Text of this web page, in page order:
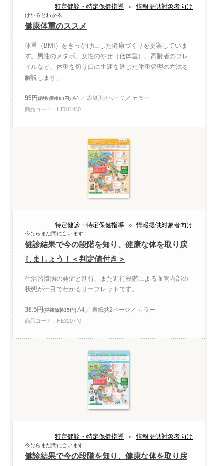
特定健診・特定保健指導 » 情報提供対象者向け
はかるとわかる
健康体重のススメ
体重（BMI）をきっかけにした健康づくりを提案していま
す。男性のメタボ、女性のやせ（低体重）、高齢者のフレ
イルなど、体重を切り口に生涯を通じた体重管理の方法を
解説します。
99円(税抜価格90円) A4／ 表紙共8ページ／ カラー
商品コード：HE011450
特定健診・特定保健指導 » 情報提供対象者向け
今ならまだ間に合います！
健診結果で今の段階を知り、健康な体を取り戻
しましょう！＜判定値付き＞
生活習慣病の発症と進行、また進行段階による血管内部の
状態が一目でわかるリーフレットです。
38.5円(税抜価格35円) A4／ 表紙共2ページ／ カラー
商品コード：HE320770
特定健診・特定保健指導 » 情報提供対象者向け
今ならまだ間に合います！
健診結果で今の段階を知り、健康な体を取り戻